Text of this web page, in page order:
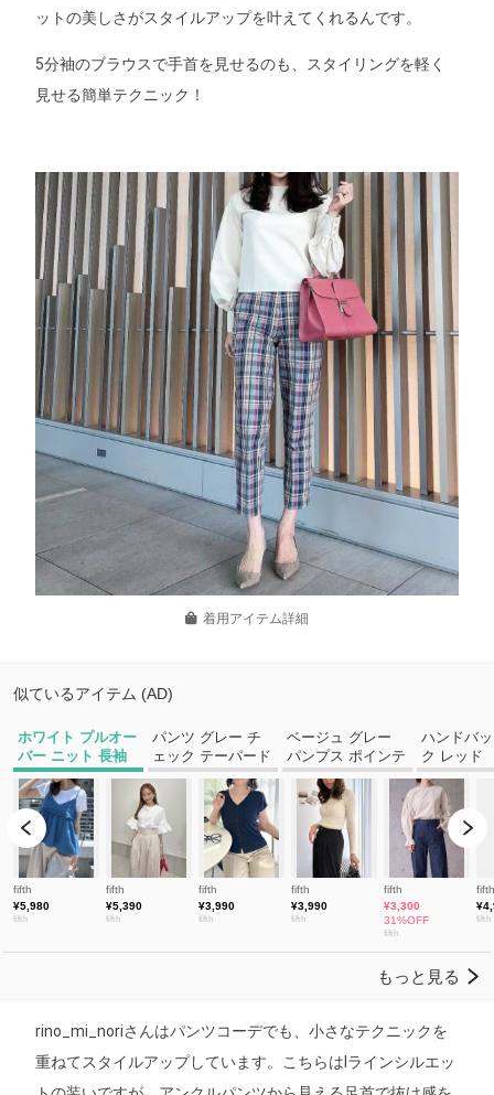
ットの美しさがスタイルアップを叶えてくれるんです。
5分袖のブラウスで手首を見せるのも、スタイリングを軽く
見せる簡単テクニック！
着用アイテム詳細
rino_mi_noriさんはパンツコーデでも、小さなテクニックを
重ねてスタイルアップしています。こちらはIラインシルエッ